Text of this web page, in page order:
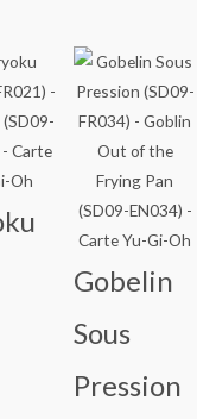
Gobelin
Sous
Pression